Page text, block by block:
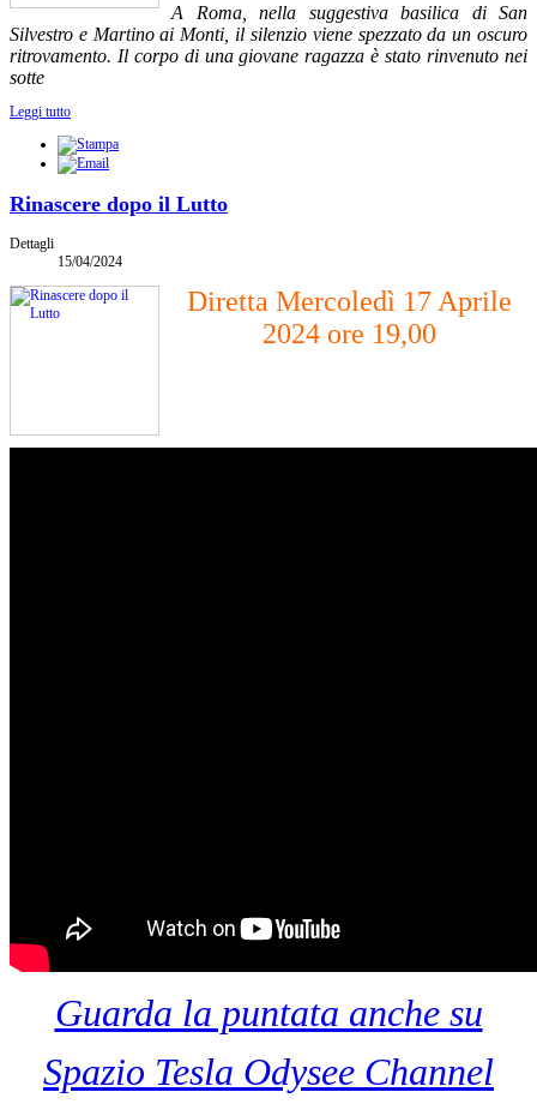
A Roma, nella suggestiva basilica di San
Silvestro e Martino ai Monti, il silenzio viene spezzato da un oscuro
ritrovamento. Il corpo di una giovane ragazza è stato rinvenuto nei
sotte
Leggi tutto
Rinascere dopo il Lutto
Dettagli
15/04/2024
Diretta Mercoledì 17 Aprile
2024 ore 19,00
Guarda la puntata anche su
Spazio Tesla Odysee Channel